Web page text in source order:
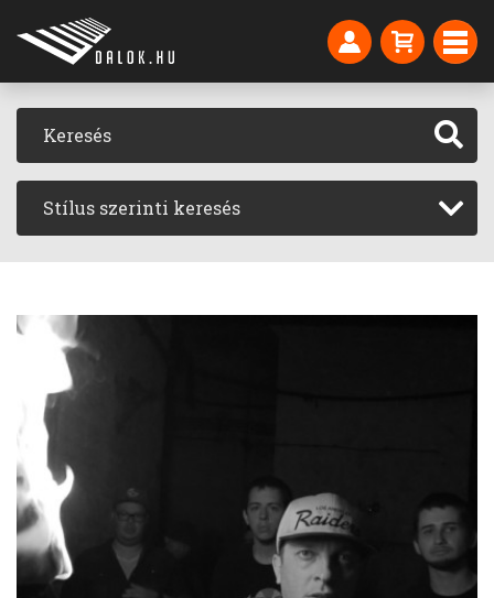
Stílus szerinti keresés